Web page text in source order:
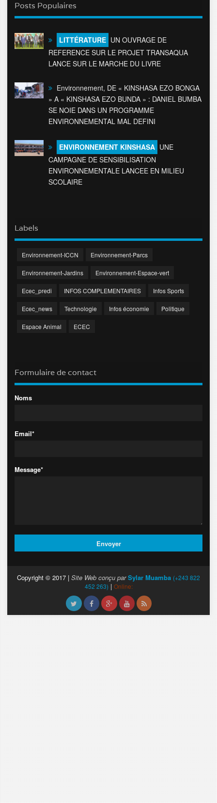
Posts Populaires
LITTÉRATURE UN OUVRAGE DE
REFERENCE SUR LE PROJET TRANSAQUA
LANCE SUR LE MARCHE DU LIVRE
Environnement, DE « KINSHASA EZO BONGA
» A « KINSHASA EZO BUNDA » : DANIEL BUMBA
SE NOIE DANS UN PROGRAMME
ENVIRONNEMENTAL MAL DEFINI
ENVIRONNEMENT KINSHASA UNE
CAMPAGNE DE SENSIBILISATION
ENVIRONNEMENTALE LANCEE EN MILIEU
SCOLAIRE
Labels
Environnement-ICCN Environnement-Parcs
Environnement-Jardins Environnement-Espace-vert
Ecec_predi INFOS COMPLEMENTAIRES Infos Sports
Ecec_news Technologie Infos économie Politique
Espace Animal ECEC
Formulaire de contact
Noms
Email*
Message*
Copyright © 2017 | Site Web conçu parSylar Muamba (+243 822
452 263) | Online: